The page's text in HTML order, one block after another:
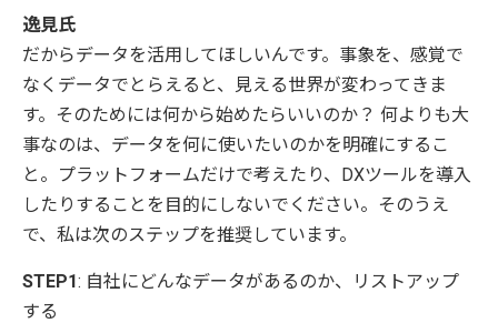
逸見氏
だからデータを活用してほしいんです。事象を、感覚で
なくデータでとらえると、見える世界が変わってきま
す。そのためには何から始めたらいいのか？ 何よりも大
事なのは、データを何に使いたいのかを明確にするこ
と。プラットフォームだけで考えたり、DXツールを導入
したりすることを目的にしないでください。そのうえ
で、私は次のステップを推奨しています。
STEP1: 自社にどんなデータがあるのか、リストアップ
する